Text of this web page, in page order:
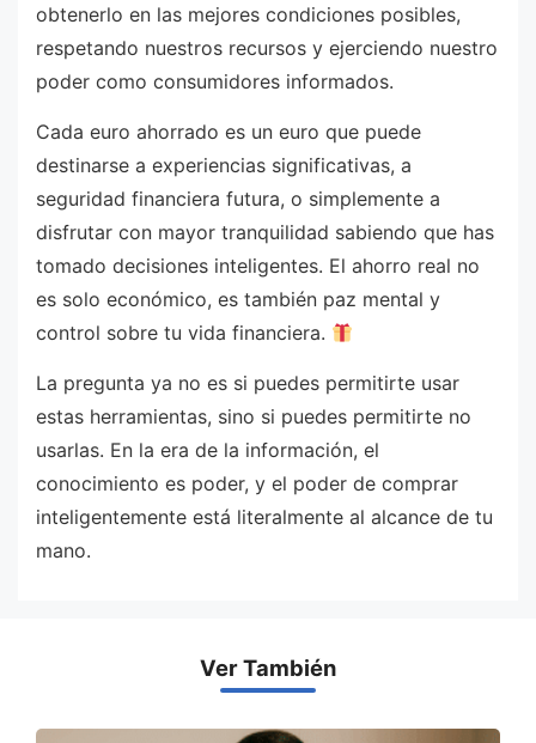
obtenerlo en las mejores condiciones posibles,
respetando nuestros recursos y ejerciendo nuestro
poder como consumidores informados.
Cada euro ahorrado es un euro que puede
destinarse a experiencias significativas, a
seguridad financiera futura, o simplemente a
disfrutar con mayor tranquilidad sabiendo que has
tomado decisiones inteligentes. El ahorro real no
es solo económico, es también paz mental y
control sobre tu vida financiera.
La pregunta ya no es si puedes permitirte usar
estas herramientas, sino si puedes permitirte no
usarlas. En la era de la información, el
conocimiento es poder, y el poder de comprar
inteligentemente está literalmente al alcance de tu
mano.
Ver También